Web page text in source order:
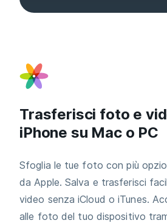
Trasferisci foto e
iPhone su Mac o PC
Sfoglia le tue foto con più
da Apple. Salva e trasferisci
video senza iCloud o iTunes.
alle foto del tuo dispositivo